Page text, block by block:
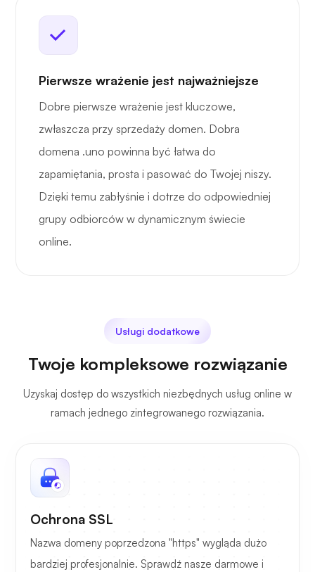
Pierwsze wrażenie jest najważniejsze
Dobre pierwsze wrażenie jest kluczowe,
zwłaszcza przy sprzedaży domen. Dobra
domena .uno powinna być łatwa do
zapamiętania, prosta i pasować do Twojej niszy.
Dzięki temu zabłyśnie i dotrze do odpowiedniej
grupy odbiorców w dynamicznym świecie
online.
Usługi dodatkowe
Twoje kompleksowe rozwiązanie
Uzyskaj dostęp do wszystkich niezbędnych usług online w
ramach jednego zintegrowanego rozwiązania.
Ochrona SSL
Nazwa domeny poprzedzona "https" wygląda dużo
bardziej profesjonalnie. Sprawdź nasze darmowe i